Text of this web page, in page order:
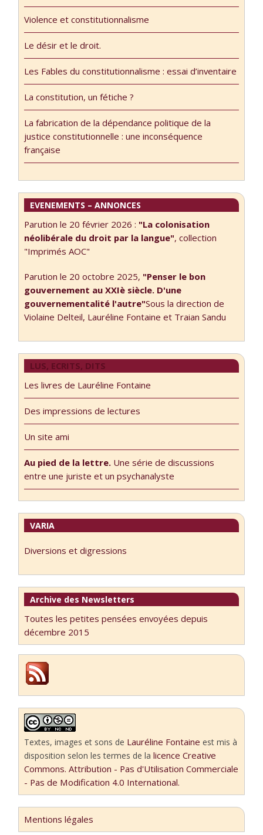
des droits et du
juge,
constitutionnel
notamment.
Bonne écoute !
Violence et constitutionnalisme
Le désir et le droit.
Les Fables du constitutionnalisme : essai d’inventaire
La constitution, un fétiche ?
La fabrication de la dépendance politique de la
justice constitutionnelle : une inconséquence
française
EVENEMENTS – ANNONCES
Parution le 20 février 2026 : "La colonisation
néolibérale du droit par la langue", collection
"Imprimés AOC"
Parution le 20 octobre 2025, "Penser le bon
gouvernement au XXIè siècle. D'une
gouvernementalité l'autre"Sous la direction de
Violaine Delteil, Lauréline Fontaine et Traian Sandu
LUS, ECRITS, DITS
Les livres de Lauréline Fontaine
Des impressions de lectures
Un site ami
Au pied de la lettre. Une série de discussions
entre une juriste et un psychanalyste
VARIA
Diversions et digressions
Archive des Newsletters
Toutes les petites pensées envoyées depuis
décembre 2015
Textes, images et sons de Lauréline Fontaine est mis à
disposition selon les termes de lalicence Creative
Commons. Attribution - Pas d'Utilisation Commerciale
- Pas de Modification 4.0 International.
Mentions légales